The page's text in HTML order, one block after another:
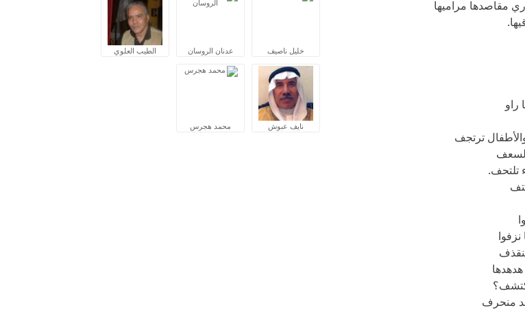
مقاصدها مراميها
راو
ترتجف
تلتحف.
نزفوا
منحرف
خليل ناصيف عدنان الروسان الطيب العلوي
نايف عبوش محمد هجرس